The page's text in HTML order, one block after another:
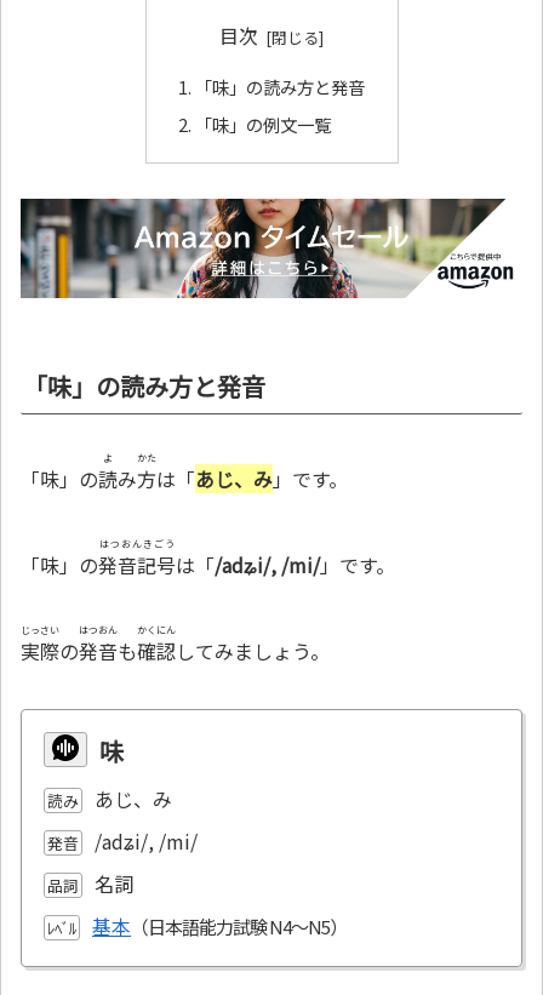
目次
「味」の読み方と発音
「味」の例文一覧
「味」の読み方と発音
「味」の読
よ
み方
かた
は「あじ、み」です。
「味」の発音記号
はつおんきごう
は「/adʑi/, /mi/」です。
実際
じっさい
の発音
はつおん
も確認
かくにん
してみましょう。
味
読み あじ、み
発音 /adʑi/, /mi/
品詞 名詞
ﾚﾍﾞﾙ 基本